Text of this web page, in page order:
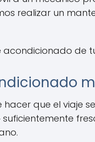
realizar un
de
que el viaje